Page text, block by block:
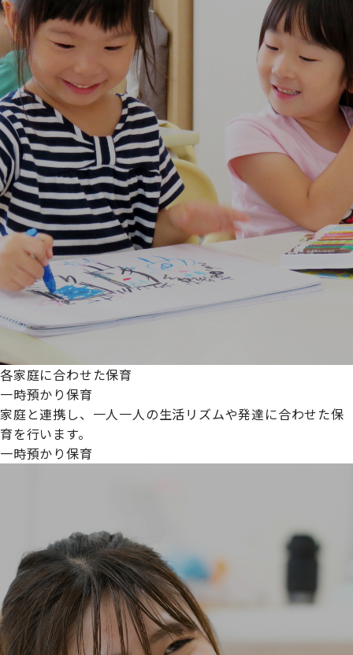
各家庭に合わせた保育
一時預かり保育
家庭と連携し、一人一人の生活リズムや発達に合わせた保
育を行います。
一時預かり保育